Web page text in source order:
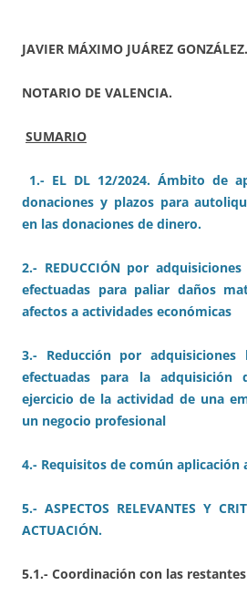
JAVIER MÁXIMO JUÁREZ GONZÁLEZ.
NOTARIO DE VALENCIA.
SUMARIO
1.- EL DL 12/2024. Ámbito de
donaciones y plazos para
en las donaciones de dinero.
2.- REDUCCIÓN por
efectuadas para paliar daños
afectos a actividades económicas
3.- Reducción por
efectuadas para la adquisición
ejercicio de la actividad de una
un negocio profesional
4.- Requisitos de común aplicación
5.- ASPECTOS RELEVANTES Y
ACTUACIÓN.
5.1.- Coordinación con las